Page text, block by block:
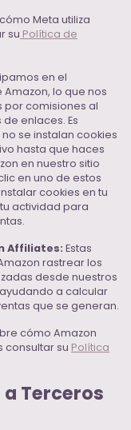
Meta utiliza
su Política de
en el
lo que nos
comisiones al
enlaces. Es
se instalan cookies
hasta que haces
en nuestro sitio
en uno de estos
cookies en tu
actividad para
Affiliates: Estas
rastrear los
desde nuestros
a calcular
que se generan.
cómo Amazon
consultar su Política
Terceros